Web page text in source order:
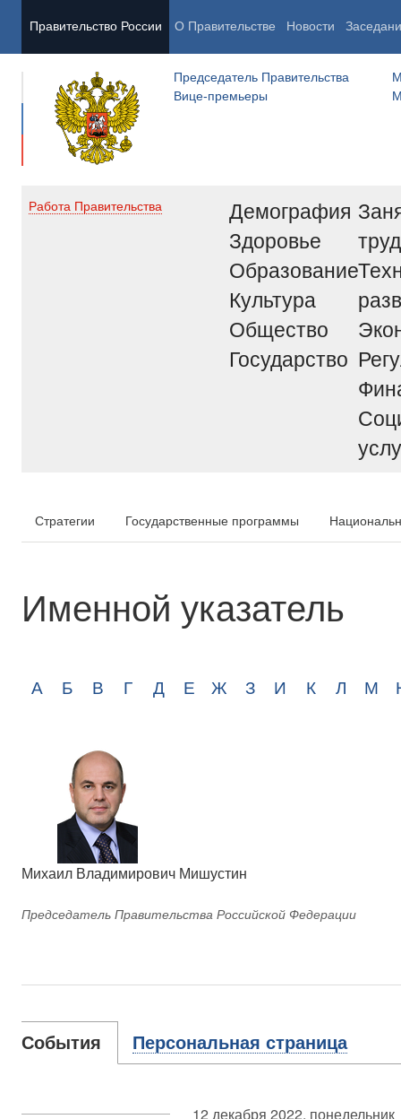
Правительство России О Правительстве Новости
Председатель Правительства
Вице-премьеры
Работа Правительства
Демография
Здоровье
Образование
Культура
Общество
Государство
труд
Стратегии Государственные программы
Именной указатель
А Б В Г Д Е Ж З И К Л М
Михаил Владимирович Мишустин
Председатель Правительства Российской Федерации
События Персональная страница
12 декабря 2022, понедельник